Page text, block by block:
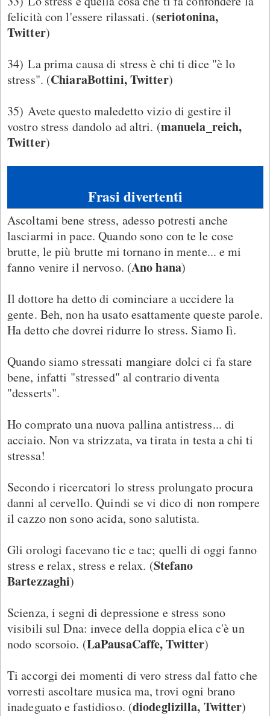
felicità con l'essere rilassati. (seriotonina,
Twitter)
34) La prima causa di stress è chi ti dice "è lo
stress". (ChiaraBottini, Twitter)
35) Avete questo maledetto vizio di gestire il
vostro stress dandolo ad altri. (manuela_reich,
Twitter)
Frasi divertenti
Ascoltami bene stress, adesso potresti anche
lasciarmi in pace. Quando sono con te le cose
brutte, le più brutte mi tornano in mente... e mi
fanno venire il nervoso. (Ano hana)
Il dottore ha detto di cominciare a uccidere la
gente. Beh, non ha usato esattamente queste parole.
Ha detto che dovrei ridurre lo stress. Siamo lì.
Quando siamo stressati mangiare dolci ci fa stare
bene, infatti "stressed" al contrario diventa
"desserts".
Ho comprato una nuova pallina antistress... di
acciaio. Non va strizzata, va tirata in testa a chi ti
stressa!
Secondo i ricercatori lo stress prolungato procura
danni al cervello. Quindi se vi dico di non rompere
il cazzo non sono acida, sono salutista.
Gli orologi facevano tic e tac; quelli di oggi fanno
stress e relax, stress e relax. (Stefano
Bartezzaghi)
Scienza, i segni di depressione e stress sono
visibili sul Dna: invece della doppia elica c'è un
nodo scorsoio. (LaPausaCaffe, Twitter)
Ti accorgi dei momenti di vero stress dal fatto che
vorresti ascoltare musica ma, trovi ogni brano
inadeguato e fastidioso. (diodeglizilla, Twitter)